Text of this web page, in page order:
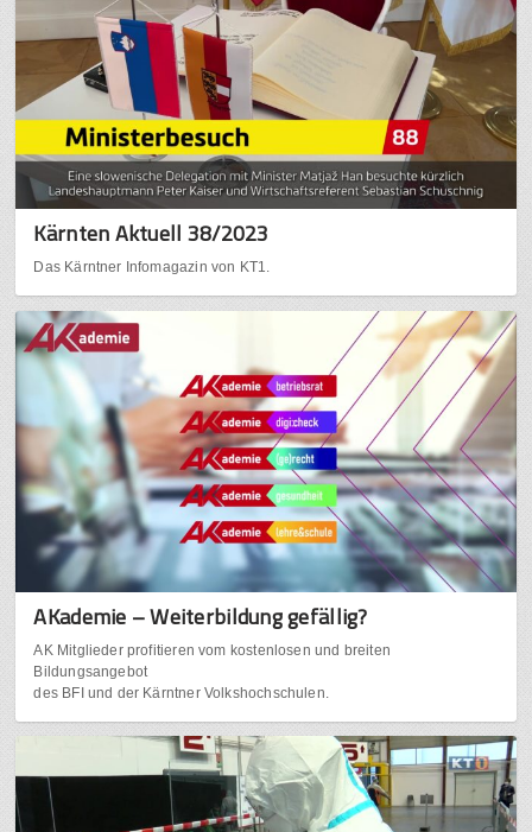
Kärnten Aktuell 38/2023
Das Kärntner Infomagazin von KT1.
AKademie – Weiterbildung gefällig?
AK Mitglieder profitieren vom kostenlosen und breiten
Bildungsangebot
des BFI und der Kärntner Volkshochschulen.